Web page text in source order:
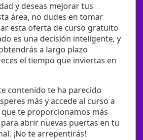
y deseas mejorar tus
área, no dudes en tomar
esta oferta de curso gratuito
es una decisión inteligente, y
a largo plazo
el tiempo que inviertas en
contenido te ha parecido
más y accede al curso a
te proporcionamos más
abrir nuevas puertas en tu
¡No te arrepentirás!